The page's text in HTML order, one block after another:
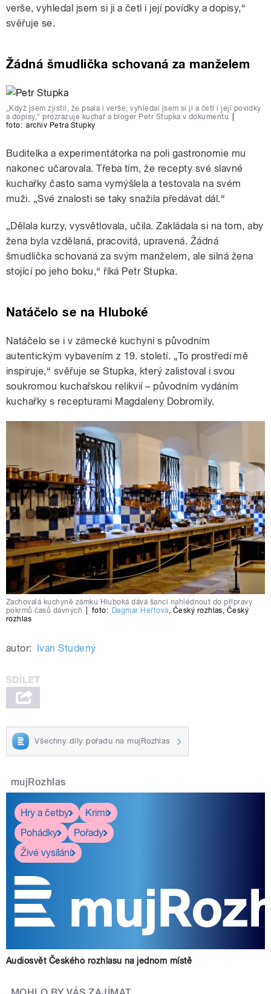
verše, vyhledal jsem si ji a četl i její povídky a dopisy,“
svěřuje se.
Žádná šmudlička schovaná za manželem
„Když jsem zjistil, že psala i verše, vyhledal jsem si ji a četl i její povídky
a dopisy,“ prozrazuje kuchař a bloger Petr Stupka v dokumentu
foto: archiv Petra Stupky
Buditelka a experimentátorka na poli gastronomie mu
nakonec učarovala. Třeba tím, že recepty své slavné
kuchařky často sama vymýšlela a testovala na svém
muži. „Své znalosti se taky snažila předávat dál.“
„Dělala kurzy, vysvětlovala, učila. Zakládala si na tom, aby
žena byla vzdělaná, pracovitá, upravená. Žádná
šmudlička schovaná za svým manželem, ale silná žena
stojící po jeho boku,“ říká Petr Stupka.
Natáčelo se na Hluboké
Natáčelo se i v zámecké kuchyni s původním
autentickým vybavením z 19. století. „To prostředí mě
inspiruje,“ svěřuje se Stupka, který zalistoval i svou
soukromou kuchařskou relikvií – původním vydáním
kuchařky s recepturami Magdaleny Dobromily.
Zachovalá kuchyně zámku Hluboká dává šanci nahlédnout do přípravy
pokrmů časů dávných
foto: Dagmar Heřtová Český rozhlas Český
rozhlas
autor: Ivan Studený
Všechny díly pořadu na mujRozhlas
mujRozhlas
Hry a četby
Krimi
Pohádky
Pořady
Živé vysílání
Audiosvět Českého rozhlasu na jednom místě